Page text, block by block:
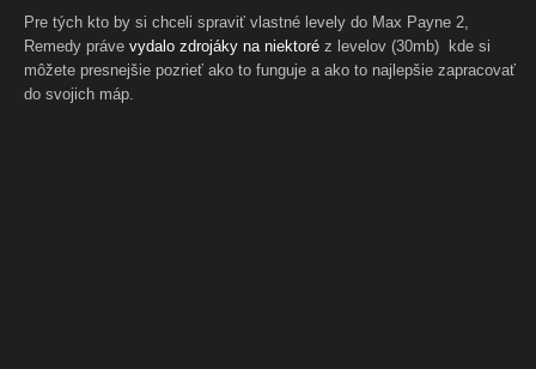
Pre tých kto by si chceli spraviť vlastné levely do Max Payne 2,
Remedy práve vydalo zdrojáky na niektoré z levelov (30mb) kde si
môžete presnejšie pozrieť ako to funguje a ako to najlepšie zapracovať
do svojich máp.